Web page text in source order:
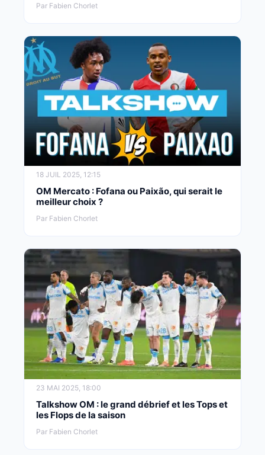
Par Fabien Chorlet
18 JUIL 2025, 12:15
OM Mercato : Fofana ou Paixão, qui serait le
meilleur choix ?
Par Fabien Chorlet
23 MAI 2025, 18:00
Talkshow OM : le grand débrief et les Tops et
les Flops de la saison
Par Fabien Chorlet